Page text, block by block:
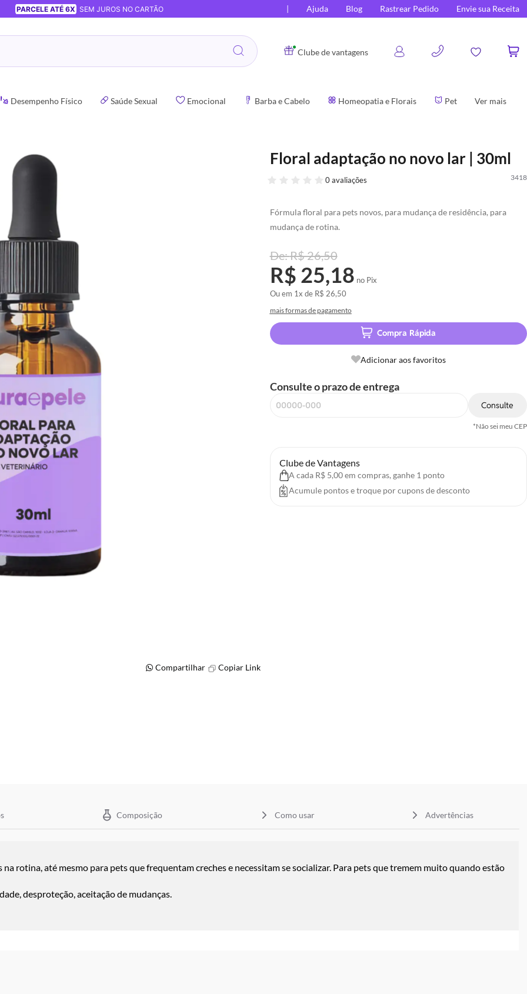
PARCELE ATÉ 6X SEM JUROS NO CARTÃO Ajuda Blog Rastrear Pedido Envie sua Receita
Clube de vantagens
0
Desempenho Físico Saúde Sexual Emocional Barba e Cabelo Homeopatia e Florais Pet Ver mais
Floral adaptação no novo lar | 30ml
3418
0 avaliações
Fórmula floral para pets novos, para mudança de residência, para
mudança de rotina.
R$ 26,50
R$ 25,18 no Pix
Ou em 1x de R$ 26,50
mais formas de pagamento
Compra Rápida
Adicionar aos favoritos
Consulte o prazo de entrega
Consulte
*Não sei meu CEP
Clube de Vantagens
A cada R$ 5,00 em compras, ganhe 1 ponto
Acumule pontos e troque por cupons de desconto
Compartilhar Copiar Link
Composição Como usar Advertências
rotina, até mesmo para pets que frequentam creches e necessitam se socializar. Para pets que tremem muito quando estão
desproteção, aceitação de mudanças.